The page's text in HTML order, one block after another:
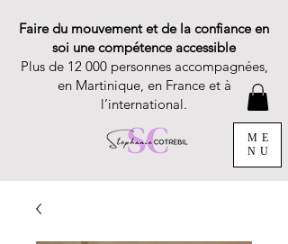
Faire du mouvement et de la confiance en
soi une compétence accessible
Plus de 12 000 personnes accompagnées,
en Martinique, en France et à
l’international.
ME
NU